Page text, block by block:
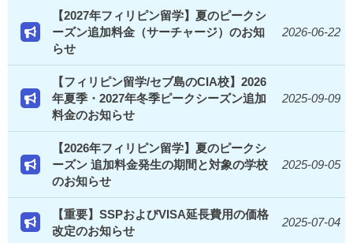
【2027年フィリピン留学】夏のピークシ
ーズン追加料金（サーチャージ）のお知
らせ
2026-06-22
【フィリピン留学/セブ島のCIA校】2026
年夏季・2027年冬季ピークシーズン追加
料金のお知らせ
2025-09-09
【2026年フィリピン留学】夏のピークシ
ーズン 追加料金発生の期間と対象の学校
のお知らせ
2025-09-05
【重要】SSPおよびVISA延長費用の価格
改定のお知らせ
2025-07-04